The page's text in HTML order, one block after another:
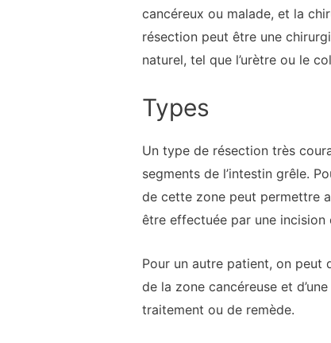
cancéreux ou malade, et la
résection peut être une
naturel, tel que l’urètre ou le
Types
Un type de résection très
segments de l’intestin grêle.
de cette zone peut permettre
être effectuée par une incision
Pour un autre patient, on peut
de la zone cancéreuse et
traitement ou de remède.